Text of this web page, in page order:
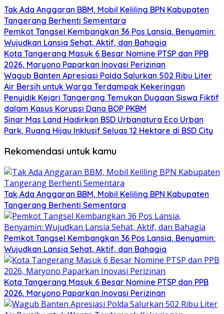
Tak Ada Anggaran BBM, Mobil Keliling BPN Kabupaten
Tangerang Berhenti Sementara
Pemkot Tangsel Kembangkan 36 Pos Lansia, Benyamin:
Wujudkan Lansia Sehat, Aktif, dan Bahagia
Kota Tangerang Masuk 6 Besar Nomine PTSP dan PPB
2026, Maryono Paparkan Inovasi Perizinan
Wagub Banten Apresiasi Polda Salurkan 502 Ribu Liter
Air Bersih untuk Warga Terdampak Kekeringan
Penyidik Kejari Tangerang Temukan Dugaan Siswa Fiktif
dalam Kasus Korupsi Dana BOP PKBM
Sinar Mas Land Hadirkan BSD Urbanatura Eco Urban
Park, Ruang Hijau Inklusif Seluas 12 Hektare di BSD City
Rekomendasi untuk kamu
Tak Ada Anggaran BBM, Mobil Keliling BPN Kabupaten
Tangerang Berhenti Sementara
Pemkot Tangsel Kembangkan 36 Pos Lansia, Benyamin:
Wujudkan Lansia Sehat, Aktif, dan Bahagia
Kota Tangerang Masuk 6 Besar Nomine PTSP dan PPB
2026, Maryono Paparkan Inovasi Perizinan